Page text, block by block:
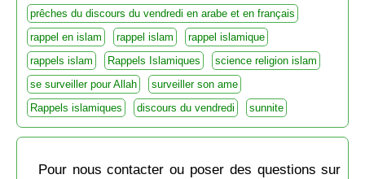
prêches du discours du vendredi en arabe et en français
rappel en islam
rappel islam
rappel islamique
rappels islam
Rappels Islamiques
science religion islam
se surveiller pour Allah
surveiller son ame
Rappels islamiques
discours du vendredi sunnite
Pour nous contacter ou poser des questions sur